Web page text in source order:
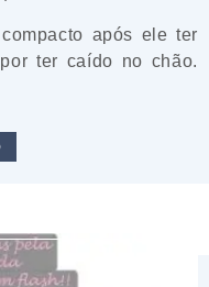
após ele ter
ter caído no chão.